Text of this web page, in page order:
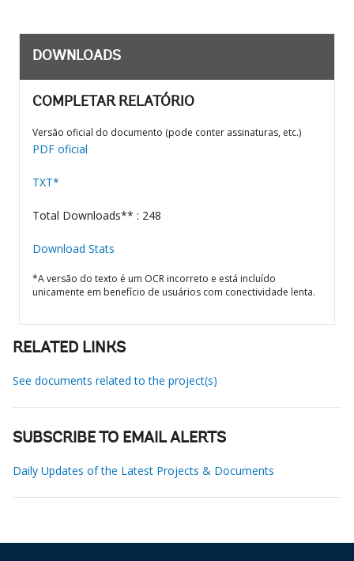
DOWNLOADS
COMPLETAR RELATÓRIO
Versão oficial do documento (pode conter assinaturas, etc.)
PDF oficial
TXT*
Total Downloads** : 248
Download Stats
*A versão do texto é um OCR incorreto e está incluído
unicamente em benefício de usuários com conectividade lenta.
RELATED LINKS
See documents related to the project(s)
SUBSCRIBE TO EMAIL ALERTS
Daily Updates of the Latest Projects & Documents